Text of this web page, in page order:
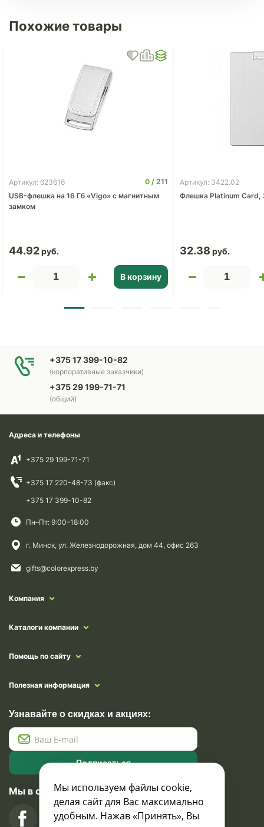
Похожие товары
Артикул: 623616 0
211
USB-флешка на 16 Гб «Vigo» с магнитным
замком
44.92
В корзину
Артикул: 3422.02
Флешка Platinum Card,
32.38
+375 17 399-10-82
(корпоративные заказчики)
+375 29 199-71-71
(общий)
Адреса и телефоны
+375 29 199-71-71
+375 17 220-48-73 (факс)
+375 17 399-10-82
Пн–Пт: 9:00–18:00
г. Минск, ул. Железнодорожная, дом 44, офис 263
gifts@colorexpress.by
Компания
Каталоги компании
Помощь по сайту
Полезная информация
Узнавайте о скидках и акциях:
Подписаться
Мы в социальных сетях
Мы используем файлы cookie,
делая сайт для Вас максимально
удобным. Нажав «Принять», Вы